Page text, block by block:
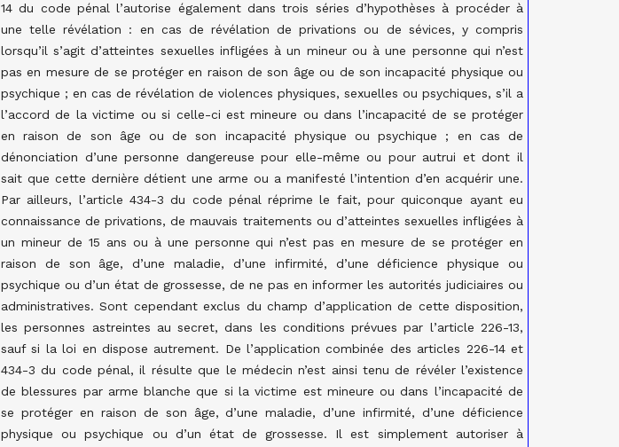
14 du code pénal l’autorise également dans trois séries d’hypothèses à procéder à
une telle révélation : en cas de révélation de privations ou de sévices, y compris
lorsqu’il s’agit d’atteintes sexuelles infligées à un mineur ou à une personne qui n’est
pas en mesure de se protéger en raison de son âge ou de son incapacité physique ou
psychique ; en cas de révélation de violences physiques, sexuelles ou psychiques, s’il a
l’accord de la victime ou si celle-ci est mineure ou dans l’incapacité de se protéger
en raison de son âge ou de son incapacité physique ou psychique ; en cas de
dénonciation d’une personne dangereuse pour elle-même ou pour autrui et dont il
sait que cette dernière détient une arme ou a manifesté l’intention d’en acquérir une.
Par ailleurs, l’article 434-3 du code pénal réprime le fait, pour quiconque ayant eu
connaissance de privations, de mauvais traitements ou d’atteintes sexuelles infligées à
un mineur de 15 ans ou à une personne qui n’est pas en mesure de se protéger en
raison de son âge, d’une maladie, d’une infirmité, d’une déficience physique ou
psychique ou d’un état de grossesse, de ne pas en informer les autorités judiciaires ou
administratives. Sont cependant exclus du champ d’application de cette disposition,
les personnes astreintes au secret, dans les conditions prévues par l’article 226-13,
sauf si la loi en dispose autrement. De l’application combinée des articles 226-14 et
434-3 du code pénal, il résulte que le médecin n’est ainsi tenu de révéler l’existence
de blessures par arme blanche que si la victime est mineure ou dans l’incapacité de
se protéger en raison de son âge, d’une maladie, d’une infirmité, d’une déficience
physique ou psychique ou d’un état de grossesse. Il est simplement autoriser à